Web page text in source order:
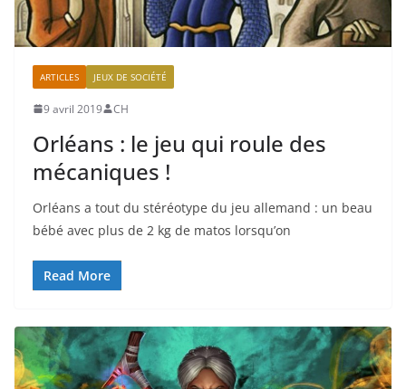
ARTICLES JEUX DE SOCIÉTÉ
9 avril 2019 CH
Orléans : le jeu qui roule des
mécaniques !
Orléans a tout du stéréotype du jeu allemand : un beau
bébé avec plus de 2 kg de matos lorsqu’on
Read More